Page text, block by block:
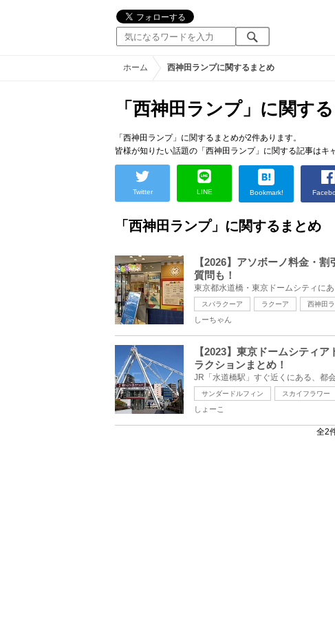
ホーム 西神田ランプに関するまとめ
「西神田ランプ」に関す
「西神田ランプ」に関するまとめが2件あります。
皆様が知りたい話題の「西神田ランプ」に関する記事はキ
Twitter LINE Bookmark!
「西神田ランプ」に関するまとめ
【2026】アソボーノ料金・
質問も！
スパラクーア ラクーア 西神田
しーちゃん
【2023】東京ドームシティ
ラクションまとめ！
サンダードルフィン スカイフラワー
しょーこ
全2